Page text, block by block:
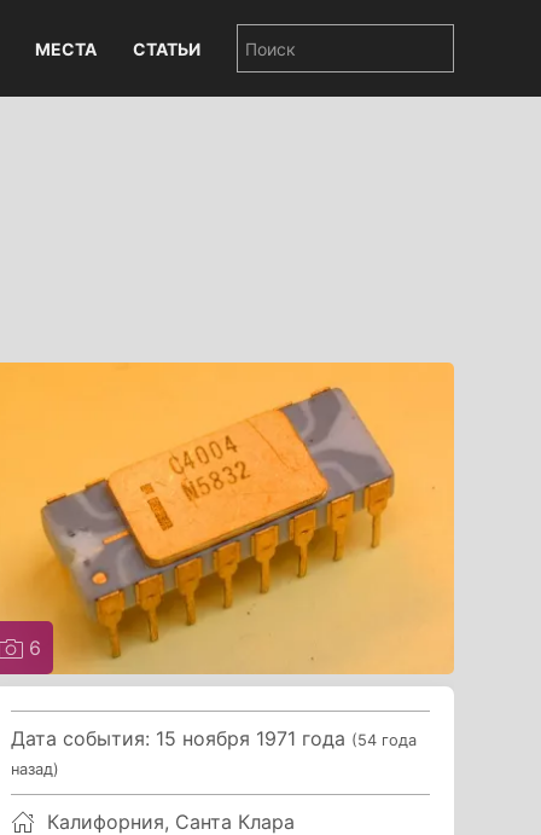
МЕСТА СТАТЬИ
6
Дата события: 15 ноября 1971 года (54 года
назад)
Калифорния, Санта Клара